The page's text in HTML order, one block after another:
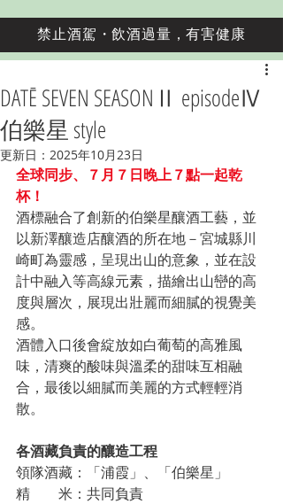
禁止酒駕・飲酒過量，有害健康
DATĒ SEVEN SEASONⅡ episodeⅣ
伯樂星 style
更新日： 2025年10月23日
全球同步、７月７日晚上７點一起乾
杯！
酒標融合了創新的伯樂星釀酒工藝，並
以新澤釀造店釀酒的所在地－宮城縣川
崎町為靈感，呈現出山的意象，並在設
計中融入等高線元素，描繪出山巒的高
度與層次，展現出壯麗而細膩的視覺美
感。
酒體入口後會綻放如白葡萄的高雅風
味，清爽的酸味與溫柔的甜味互相融
合，最後以細膩而美麗的方式輕輕消
散。
各酒藏負責的釀造工程
領隊酒藏：「浦霞」、「伯樂星」
精　　米：共同負責